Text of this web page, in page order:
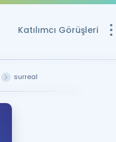
Katılımcı Görüşleri
surreal